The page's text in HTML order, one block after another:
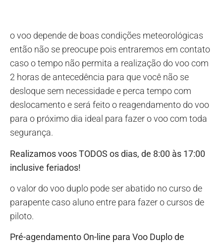
o voo depende de boas condições meteorológicas
então não se preocupe pois entraremos em contato
caso o tempo não permita a realização do voo com
2 horas de antecedência para que você não se
desloque sem necessidade e perca tempo com
deslocamento e será feito o reagendamento do voo
para o próximo dia ideal para fazer o voo com toda
segurança.
Realizamos voos TODOS os dias, de 8:00 às 17:00
inclusive feriados!
o valor do voo duplo pode ser abatido no curso de
parapente caso aluno entre para fazer o cursos de
piloto.
Pré-agendamento On-line para Voo Duplo de